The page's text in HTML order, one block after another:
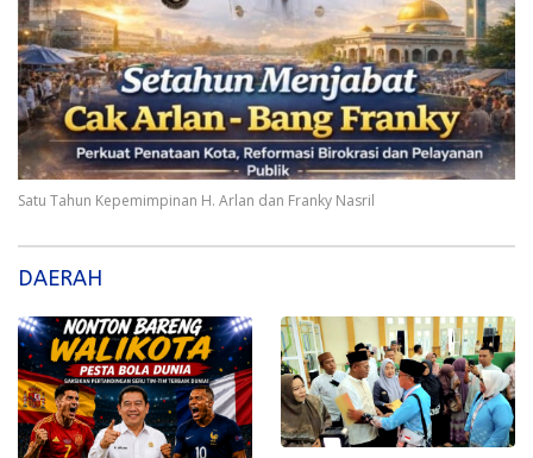
Satu Tahun Kepemimpinan H. Arlan dan Franky Nasril
DAERAH